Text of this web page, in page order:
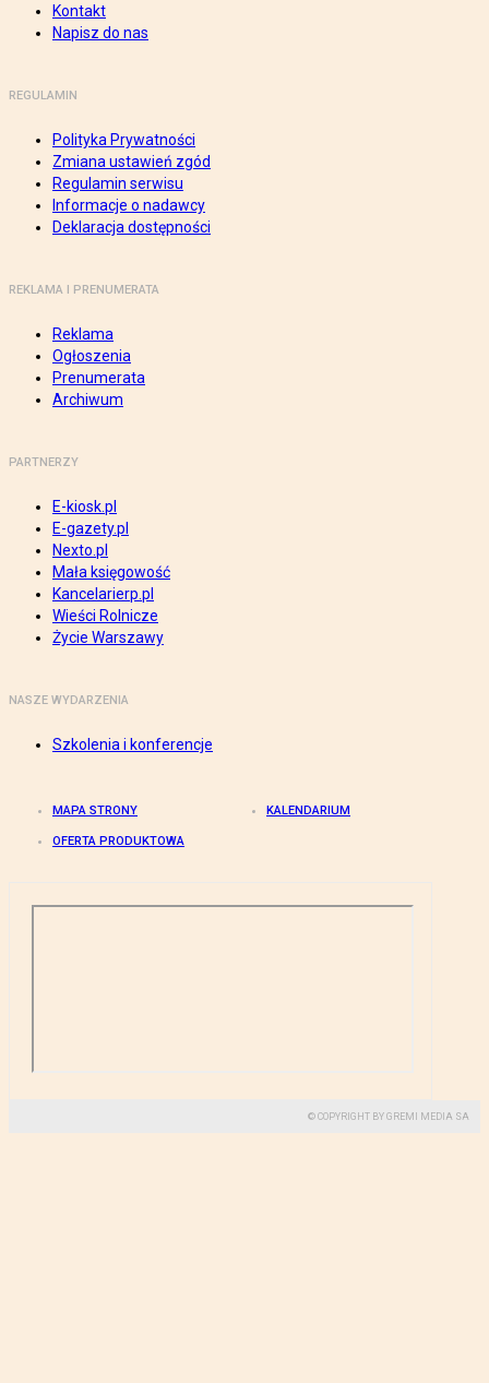
Kontakt
Napisz do nas
REGULAMIN
Polityka Prywatności
Zmiana ustawień zgód
Regulamin serwisu
Informacje o nadawcy
Deklaracja dostępności
REKLAMA I PRENUMERATA
Reklama
Ogłoszenia
Prenumerata
Archiwum
PARTNERZY
E-kiosk.pl
E-gazety.pl
Nexto.pl
Mała księgowość
Kancelarierp.pl
Wieści Rolnicze
Życie Warszawy
NASZE WYDARZENIA
Szkolenia i konferencje
MAPA STRONY KALENDARIUM
OFERTA PRODUKTOWA
© COPYRIGHT BY GREMI MEDIA SA